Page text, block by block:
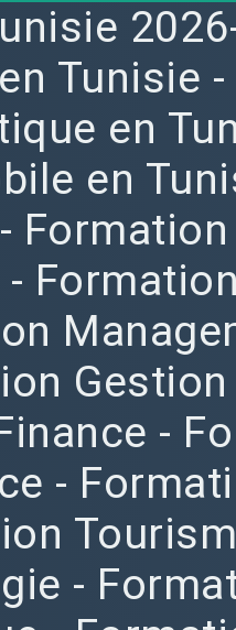
Tunisie -
en
en
-
-
Gestion
-
-
-